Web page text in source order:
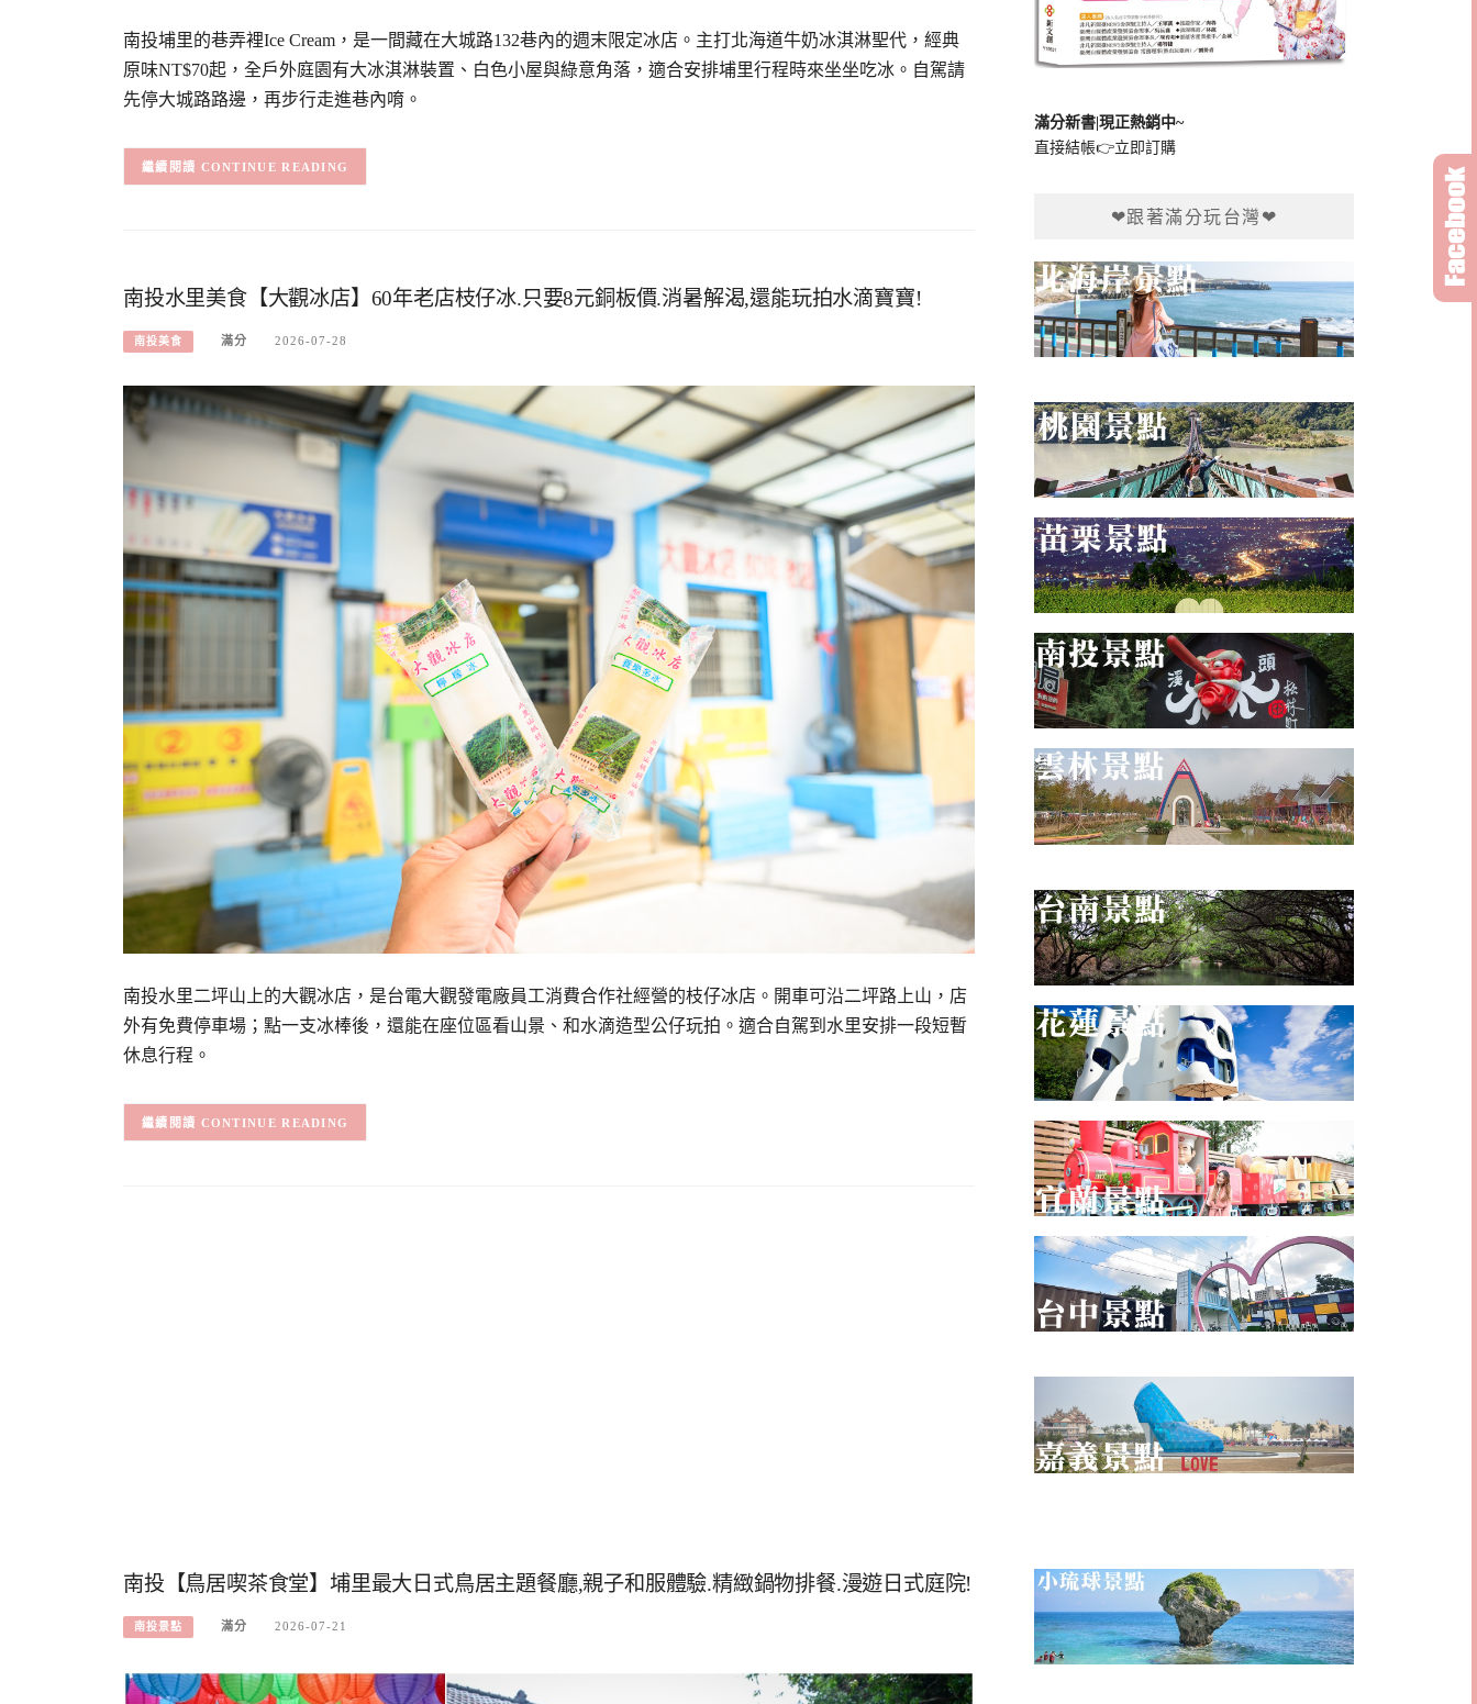
南投埔里的巷弄裡Ice Cream，是一間藏在大城路132巷內的週末限定冰店。主打北海道牛奶冰淇淋聖代，經典
原味NT$70起，全戶外庭園有大冰淇淋裝置、白色小屋與綠意角落，適合安排埔里行程時來坐坐吃冰。自駕請
先停大城路路邊，再步行走進巷內唷。
CONTINUE READING
南投水里美食【大觀冰店】60年老店枝仔冰.只要8元銅板價.消暑解渴,還能玩拍水滴寶寶!
南投美食 滿分 2026-07-28
南投水里二坪山上的大觀冰店，是台電大觀發電廠員工消費合作社經營的枝仔冰店。開車可沿二坪路上山，店
外有免費停車場；點一支冰棒後，還能在座位區看山景、和水滴造型公仔玩拍。適合自駕到水里安排一段短暫
休息行程。
CONTINUE READING
南投【鳥居喫茶食堂】埔里最大日式鳥居主題餐廳,親子和服體驗.精緻鍋物排餐.漫遊日式庭院!
南投景點 滿分 2026-07-21
滿分新書|現正熱銷中~
直接結帳👉立即訂購
❤跟著滿分玩台灣❤